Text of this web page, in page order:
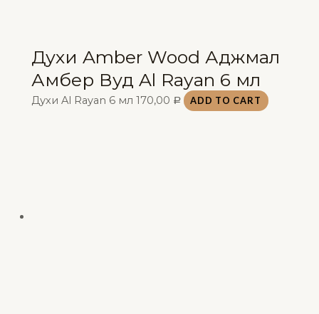
Духи Amber Wood Аджмал
Амбер Вуд Al Rayan 6 мл
Духи Al Rayan 6 мл 170,00 Р ADD TO CART